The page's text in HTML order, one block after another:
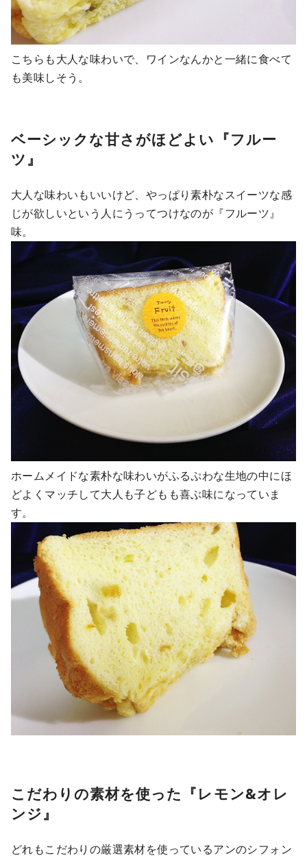
こちらも大人な味わいで、ワインなんかと一緒に食べて
も美味しそう。
ベーシックな甘さがほどよい『フルー
ツ』
大人な味わいもいいけど、やっぱり素朴なスイーツな感
じが欲しいという人にうってつけなのが『フルーツ』
味。
ホームメイドな素朴な味わいがふるぷわな生地の中にほ
どよくマッチして大人も子どもも喜ぶ味になっていま
す。
こだわりの素材を使った『レモン&オレ
ンジ』
どれもこだわりの厳選素材を使っているアンのシフォン